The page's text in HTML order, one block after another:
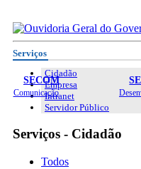
SECOM
Comunicação
Serviços
Cidadão
Empresa
Intranet
Servidor Público
Serviços - Cidadão
Todos